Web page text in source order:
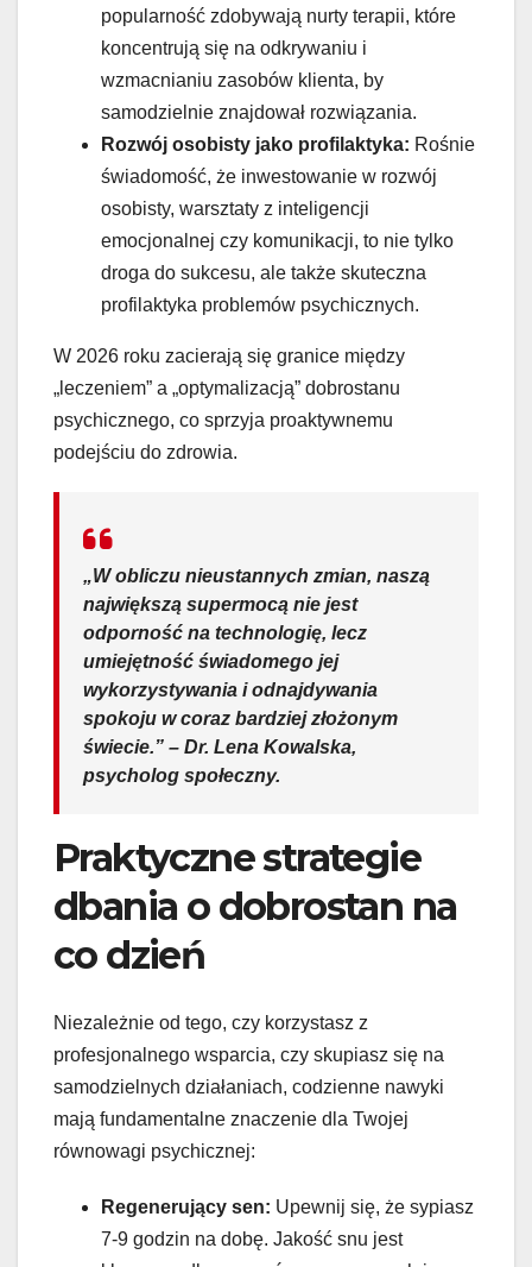
popularność zdobywają nurty terapii, które
koncentrują się na odkrywaniu i
wzmacnianiu zasobów klienta, by
samodzielnie znajdował rozwiązania.
Rozwój osobisty jako profilaktyka: Rośnie
świadomość, że inwestowanie w rozwój
osobisty, warsztaty z inteligencji
emocjonalnej czy komunikacji, to nie tylko
droga do sukcesu, ale także skuteczna
profilaktyka problemów psychicznych.
W 2026 roku zacierają się granice między
„leczeniem” a „optymalizacją” dobrostanu
psychicznego, co sprzyja proaktywnemu
podejściu do zdrowia.
„W obliczu nieustannych zmian, naszą
największą supermocą nie jest
odporność na technologię, lecz
umiejętność świadomego jej
wykorzystywania i odnajdywania
spokoju w coraz bardziej złożonym
świecie.” – Dr. Lena Kowalska,
psycholog społeczny.
Praktyczne strategie
dbania o dobrostan na
co dzień
Niezależnie od tego, czy korzystasz z
profesjonalnego wsparcia, czy skupiasz się na
samodzielnych działaniach, codzienne nawyki
mają fundamentalne znaczenie dla Twojej
równowagi psychicznej:
Regenerujący sen: Upewnij się, że sypiasz
7-9 godzin na dobę. Jakość snu jest